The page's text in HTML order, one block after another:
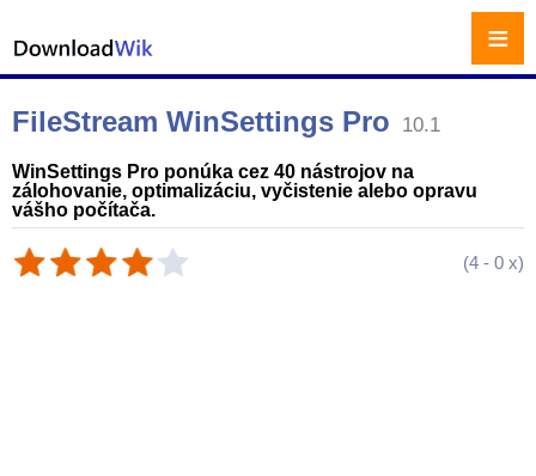
FileStream WinSettings Pro 10.1
WinSettings Pro ponúka cez 40 nástrojov na
zálohovanie, optimalizáciu, vyčistenie alebo opravu
vášho počítača.
(4 - 0 x)
≡